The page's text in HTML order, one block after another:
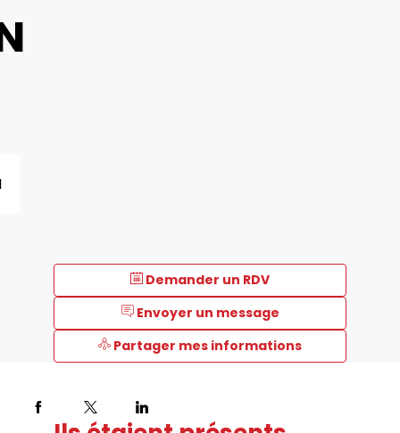
Demander un RDV
Envoyer un message
Partager mes informations